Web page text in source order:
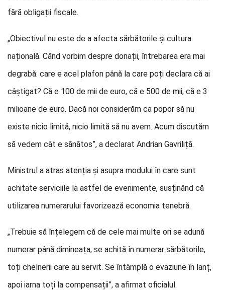
fără obligații fiscale.
„Obiectivul nu este de a afecta sărbătorile și cultura
națională. Când vorbim despre donații, întrebarea era mai
degrabă: care e acel plafon până la care poți declara că ai
câștigat? Că e 100 de mii de euro, că e 500 de mii, că e 3
milioane de euro. Dacă noi considerăm ca popor să nu
existe nicio limită, nicio limită să nu avem. Acum discutăm
să vedem cât e sănătos”, a declarat Andrian Gavriliță.
Ministrul a atras atenția și asupra modului în care sunt
achitate serviciile la astfel de evenimente, susținând că
utilizarea numerarului favorizează economia tenebră.
„Trebuie să înțelegem că de cele mai multe ori se adună
numerar până dimineața, se achită în numerar sărbătorile,
toți chelnerii care au servit. Se întâmplă o evaziune în lanț,
apoi iarna toți la compensații”, a afirmat oficialul.